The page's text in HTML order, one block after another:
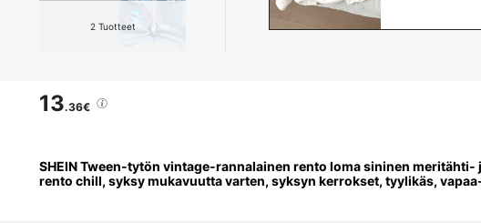
2 Tuotteet
13.36€
SHEIN Tween-tytön vintage-rannalainen rento loma sininen
rento chill, syksy mukavuutta varten, syksyn kerrokset, tyylikäs,